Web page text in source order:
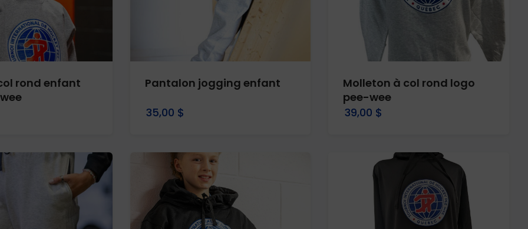
rond enfant
Pantalon jogging enfant
35,00 $
Molleton à col rond logo
pee-wee
39,00 $